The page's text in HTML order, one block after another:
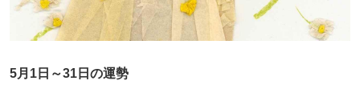
5月1日～31日の運勢